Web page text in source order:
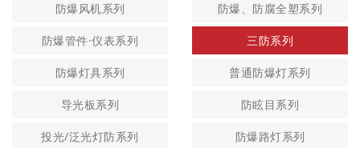
防爆风机系列 防爆、防腐全塑系列
防爆管件·仪表系列 三防系列
防爆灯具系列 普通防爆灯系列
导光板系列 防眩目系列
投光/泛光灯防系列 防爆路灯系列